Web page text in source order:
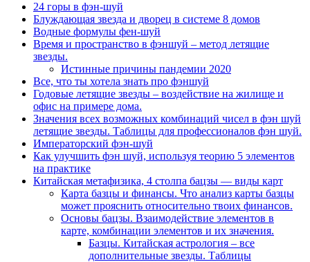
24 горы в фэн-шуй
Блуждающая звезда и дворец в системе 8 домов
Водные формулы фен-шуй
Время и пространство в фэншуй – метод летящие
звезды.
Истинные причины пандемии 2020
Все, что ты хотела знать про фэншуй
Годовые летящие звезды – воздействие на жилище и
офис на примере дома.
Значения всех возможных комбинаций чисел в фэн шуй
летящие звезды. Таблицы для профессионалов фэн шуй.
Императорский фэн-шуй
Как улучшить фэн шуй, используя теорию 5 элементов
на практике
Китайская метафизика, 4 столпа бацзы — виды карт
Карта базцы и финансы. Что анализ карты базцы
может прояснить относительно твоих финансов.
Основы бацзы. Взаимодействие элементов в
карте, комбинации элементов и их значения.
Базцы. Китайская астрология – все
дополнительные звезды. Таблицы